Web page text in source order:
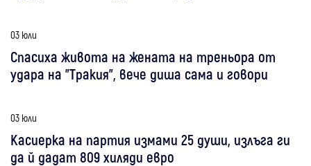
03 юли
Спасиха живота на жената на треньора от
удара на "Тракия", вече диша сама и говори
03 юли
Касиерка на партия измами 25 души, излъга ги
да й дадат 809 хиляди евро